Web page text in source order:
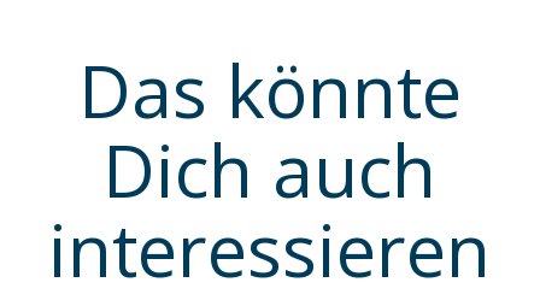
Das könnte
Dich auch
interessieren